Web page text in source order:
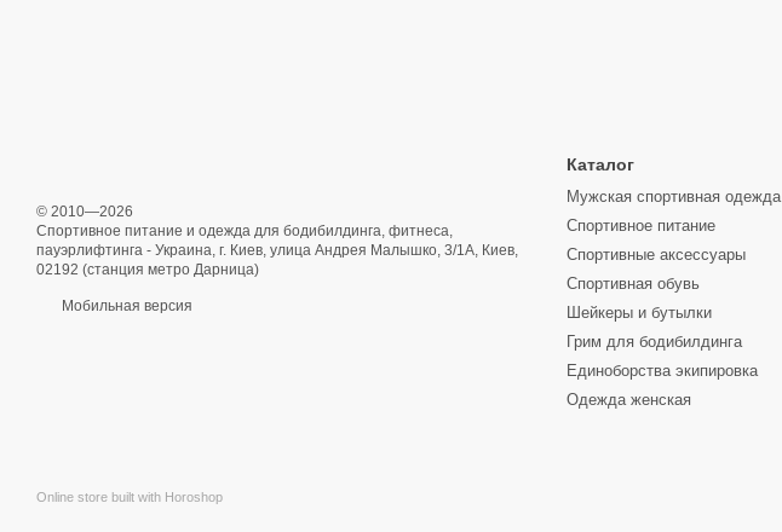
© 2010—2026
Спортивное питание и одежда для бодибилдинга, фитнеса,
пауэрлифтинга - Украина, г. Киев, улица Андрея Малышко, 3/1А, Киев,
02192 (станция метро Дарница)
Мобильная версия
Online store built with Horoshop
Каталог
Мужская спортивная одежда
Спортивное питание
Спортивные аксессуары
Спортивная обувь
Шейкеры и бутылки
Грим для бодибилдинга
Единоборства экипировка
Одежда женская